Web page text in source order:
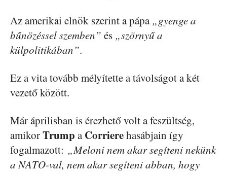
Az amerikai elnök szerint a pápa „gyenge a
bűnözéssel szemben” és „szörnyű a
külpolitikában”.
Ez a vita tovább mélyítette a távolságot a két
vezető között.
Már áprilisban is érezhető volt a feszültség,
amikorTrump aCorrierehasábjain így
fogalmazott: „Meloni nem akar segíteni nekünk
a NATO-val, nem akar segíteni abban, hogy